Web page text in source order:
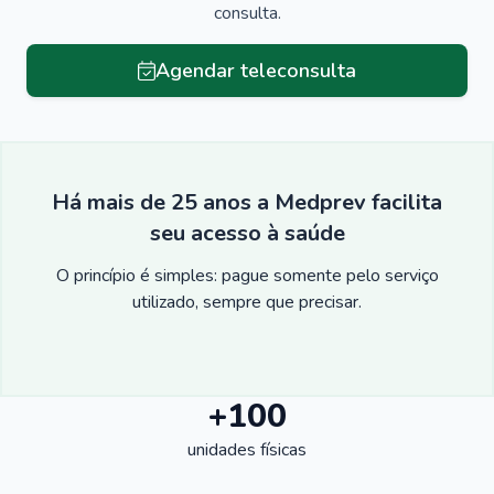
consulta.
Agendar teleconsulta
Há mais de 25 anos a Medprev facilita
seu acesso à saúde
O princípio é simples: pague somente pelo serviço
utilizado, sempre que precisar.
+100
unidades físicas